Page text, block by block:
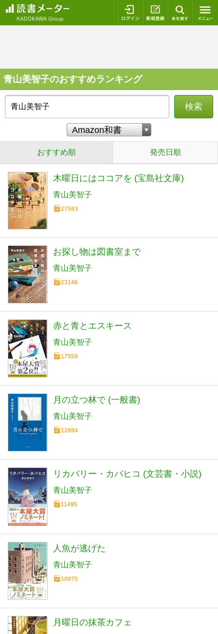
ログイン 新規登録
青山美智子のおすすめランキング
検索
おすすめ順 発売日順
木曜日にはココアを (宝島社文庫)
青山美智子
27593
お探し物は図書室まで
青山美智子
23146
赤と青とエスキース
青山美智子
17550
月の立つ林で (一般書)
青山美智子
12894
リカバリー・カバヒコ (文芸書・小説)
青山美智子
11495
人魚が逃げた
青山美智子
10975
月曜日の抹茶カフェ